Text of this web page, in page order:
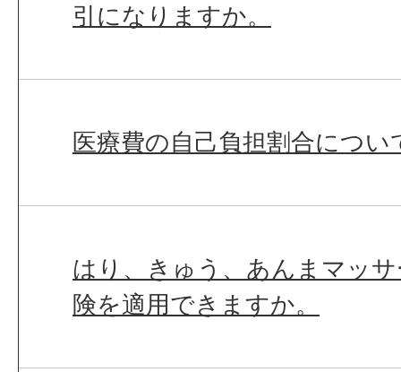
引になりますか。
医療費の自己負担割合につ
はり、きゅう、あんまマッ
険を適用できますか。